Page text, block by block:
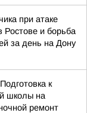
при атаке
и борьба
за день на Дону
к
школы на
ремонт